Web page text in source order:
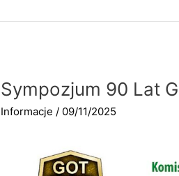
Sympozjum 90 Lat
Informacje / 09/11/2025